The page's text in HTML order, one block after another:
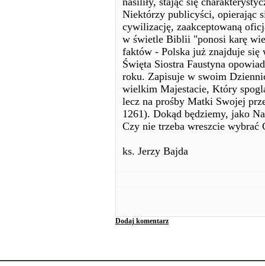
Niektórzy publicyści, opierając
cywilizację, zaakceptowaną
w świetle Biblii "ponosi karę
faktów - Polska już znajduje się
Święta Siostra Faustyna
roku. Zapisuje w swoim
wielkim Majestacie, Który
lecz na prośby Matki Swojej
1261). Dokąd będziemy, jako
Czy nie trzeba wreszcie wybrać
ks. Jerzy Bajda
Dodaj komentarz